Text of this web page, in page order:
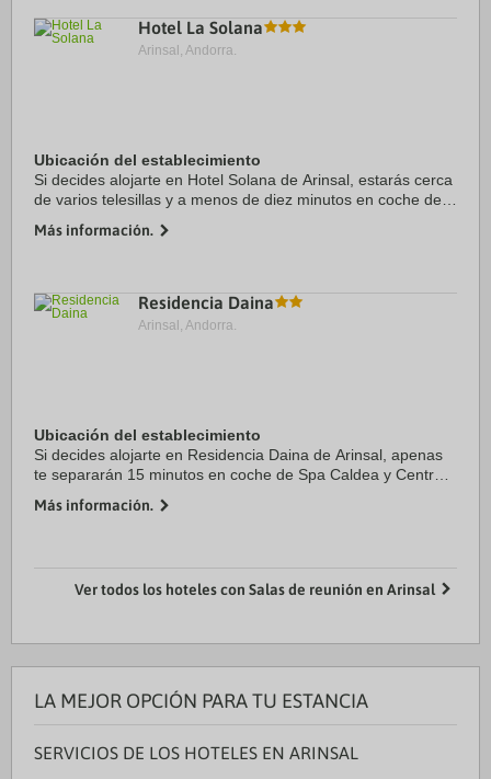
Hotel La Solana
Arinsal, Andorra.
Ubicación del establecimiento
Si decides alojarte en Hotel Solana de Arinsal, estarás cerca
de varios telesillas y a menos de diez minutos en coche de
este hotel de esquí se ...
Más información.
Residencia Daina
Arinsal, Andorra.
Ubicación del establecimiento
Si decides alojarte en Residencia Daina de Arinsal, apenas
te separarán 15 minutos en coche de Spa Caldea y Centro
esquí se encuentra a 18,4 km de ...
Más información.
Ver todos los hoteles con Salas de reunión en Arinsal
LA MEJOR OPCIÓN PARA TU ESTANCIA
SERVICIOS DE LOS HOTELES EN ARINSAL